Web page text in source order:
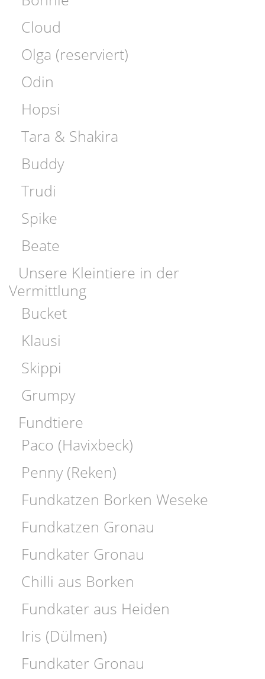
Cloud
Olga (reserviert)
Odin
Hopsi
Tara & Shakira
Buddy
Trudi
Spike
Beate
Unsere Kleintiere in der
Vermittlung
Bucket
Klausi
Skippi
Grumpy
Fundtiere
Paco (Havixbeck)
Penny (Reken)
Fundkatzen Borken Weseke
Fundkatzen Gronau
Fundkater Gronau
Chilli aus Borken
Fundkater aus Heiden
Iris (Dülmen)
Fundkater Gronau